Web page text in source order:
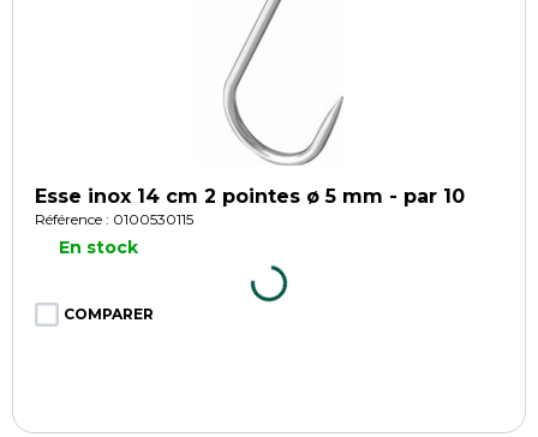
Esse inox 14 cm 2 pointes ø 5 mm - par 10
Référence : 0100530115
En stock
COMPARER